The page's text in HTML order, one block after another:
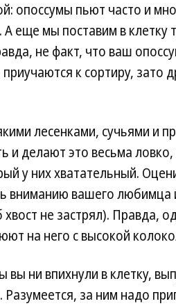
опоссумы пьют часто и
еще мы поставим в клетку
не факт, что ваш
к сортиру, зато
лесенками, сучьями и
и делают это весьма
у них хватательный.
вашего любимца
не застрял). Правда,
на него с высокой
ни впихнули в клетку,
Разумеется, за ним надо